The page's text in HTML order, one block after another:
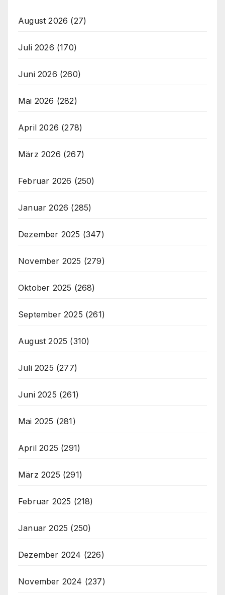
August 2026 (27)
Juli 2026 (170)
Juni 2026 (260)
Mai 2026 (282)
April 2026 (278)
März 2026 (267)
Februar 2026 (250)
Januar 2026 (285)
Dezember 2025 (347)
November 2025 (279)
Oktober 2025 (268)
September 2025 (261)
August 2025 (310)
Juli 2025 (277)
Juni 2025 (261)
Mai 2025 (281)
April 2025 (291)
März 2025 (291)
Februar 2025 (218)
Januar 2025 (250)
Dezember 2024 (226)
November 2024 (237)